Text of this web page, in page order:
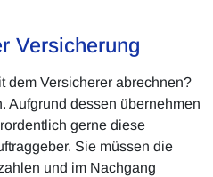
Versicherung
dem Versicherer abrechnen?
Aufgrund dessen übernehmen
gerne diese
Sie müssen die
und im Nachgang